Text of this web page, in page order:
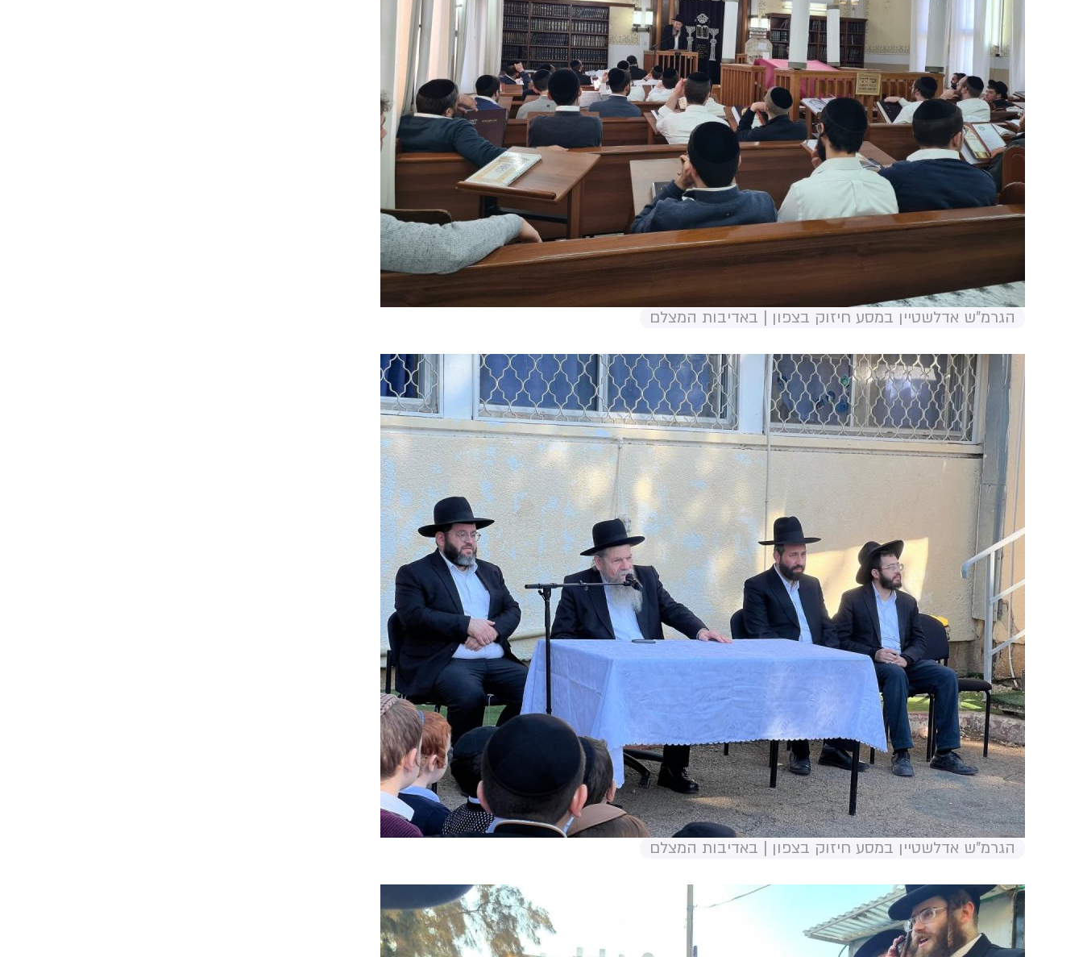
הגרמ"ש אדלשטיין במסע חיזוק בצפון | באדיבות המצלם
הגרמ"ש אדלשטיין במסע חיזוק בצפון | באדיבות המצלם